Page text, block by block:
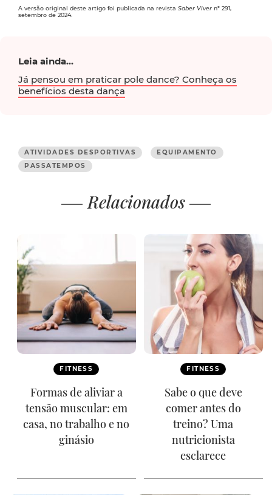
A versão original deste artigo foi publicada na revista Saber Viver nº 291,
setembro de 2024.
Leia ainda...
Já pensou em praticar pole dance? Conheça os
benefícios desta dança
ATIVIDADES DESPORTIVAS
EQUIPAMENTO
PASSATEMPOS
Relacionados
FITNESS
Formas de aliviar a
tensão muscular: em
casa, no trabalho e no
ginásio
FITNESS
Sabe o que deve
comer antes do
treino? Uma
nutricionista
esclarece